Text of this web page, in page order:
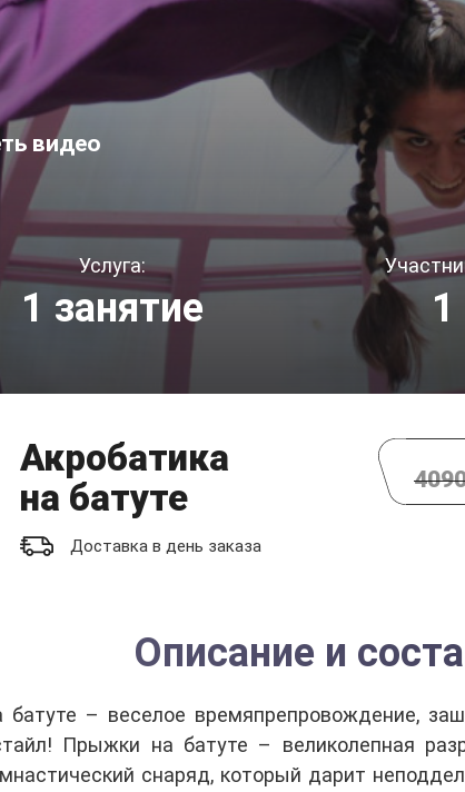
видео
Услуга:
1 занятие 1
Акробатика
на батуте
Доставка в день заказа
Описание и
батуте – веселое времяпрепровождение,
Прыжки на батуте – великолепная
снаряд, который дарит